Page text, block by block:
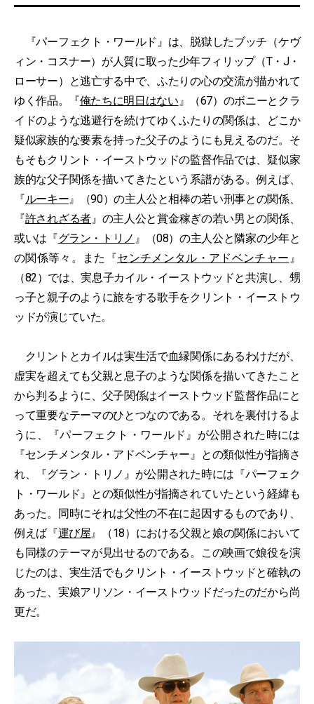
『パーフェクト・ワールド』は、脱獄したブッチ（ケヴ
ィン・コスナー）が人質に取った少年フィリップ（T・J・
ローサー）と逃亡する中で、ふたりの心の交流が描かれて
ゆく作品。『俺たちに明日はない』（67）のボニーとクラ
イドのような逃避行を続けてゆくふたりの関係は、どこか
疑似家族的な要素を持った父子のようにも見えるのだ。そ
もそもクリント・イーストウッドの監督作品では、疑似家
族的な父子関係を描いてきたという系譜がある。例えば、
『ルーキー』（90）の主人公と相棒の若い刑事との関係、
『許されざる者』の主人公と賞金稼ぎの若い男との関係、
或いは『グラン・トリノ 』（08）の主人公と隣家の少年と
の関係等々。また『センチメンタル・アドベンチャー 』
（82）では、実息子カイル・イーストウッドと共演し、甥
っ子と親子のように旅をする歌手をクリント・イーストウ
ッドが演じていた。
クリントとカイルは実生活で血縁関係にあるわけだが、
虚実を超えても父親と息子のような関係を描いてきたこと
から判るように、父子関係はイーストウッド監督作品にと
って重要なテーマのひとつなのである。それを裏付けるよ
うに、『パーフェクト・ワールド』が公開された時には
『センチメンタル・アドベンチャー』との類似性が指摘さ
れ、『グラン・トリノ』が公開された時には『パーフェク
ト・ワールド』との類似性が指摘されていたという経緯も
あった。同時にそれは父性の不在に起因するものであり、
例えば『運び屋』（18）における父親と娘の関係において
も同様のテーマが見出せるのである。この映画で娘役を演
じたのは、実生活でもクリント・イーストウッドと確執の
あった、実娘アリソン・イーストウッドだったのだから尚
更だ。